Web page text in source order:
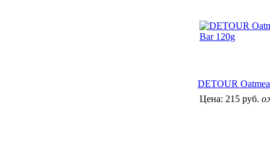
DETOUR
Цена: 215 руб.